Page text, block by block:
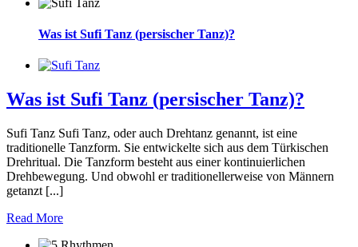
Was ist Sufi Tanz (persischer Tanz)?
Was ist Sufi Tanz (persischer Tanz)?
Sufi Tanz Sufi Tanz, oder auch Drehtanz genannt, ist eine
traditionelle Tanzform. Sie entwickelte sich aus dem Türkischen
Drehritual. Die Tanzform besteht aus einer kontinuierlichen
Drehbewegung. Und obwohl er traditionellerweise von Männern
getanzt [...]
Read More